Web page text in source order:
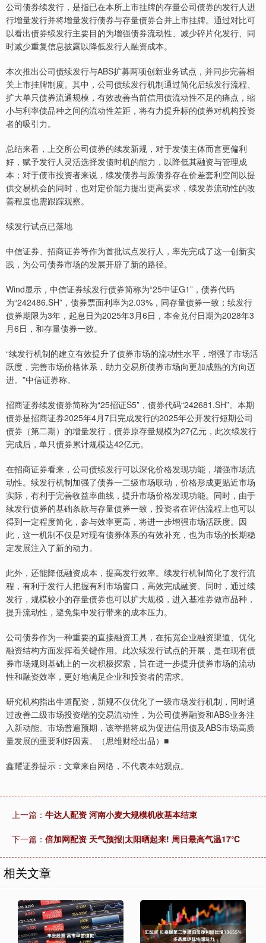
公司债券续发行，是指已在本所上市挂牌的存量公司债券的发行人进
行增量发行并将增量发行债券与存量债券合并上市挂牌。通过对比可
以看出债券续发行主要目的为增强债券流动性、减少碎片化发行、同
时减少重复信息披露以降低发行人融资成本。
本次推出公司债续发行与ABS扩募两项创新业务试点，并同步完善相
关上市挂牌制度。其中，公司债续发行机制通过简化后续发行流程、
扩大单只债券流通规模，有效改善当前信用债流动性不足的痛点，缩
小与利率债品种之间的流动性差距，将有力提升标的债券对机构投资
者的吸引力。
总结来看，上交所公司债券的续发新规，对于发债主体而言更偏利
好，赋予发行人灵活选择发债时机的能力，以降低其融资与管理成
本；对于债市投资者来说，续发债券与原债券存在价差套利空间以提
供交易机会的同时，也对定价能力提出更高要求，续发券流动性的改
善程度也需跟踪观察。
续发行试点已落地
中信证券、招商证券等作为首批试点发行人，率先完成了这一创新实
践，为公司债券市场的发展开辟了新的路径。
Wind显示，中信证券续发行债券简称为“25中证G1”，债券代码
为“242486.SH”，债券票面利率为2.03%，同存量债券一致；续发行
债券期限为3年，起息日为2025年3月6日，本金兑付日期为2028年3
月6日，和存量债券一致。
“续发行机制的建立有效提升了债券市场的流动性水平，增强了市场活
跃度，完善市场价格体系，助力交易所债券市场向更加成熟的方向迈
进。”中信证券称。
招商证券续发债券简称为“25招证S5”，债券代码“242681.SH”。本期
债券是招商证券2025年4月7日完成发行的2025年公开发行短期公司
债券（第二期）的增量发行，债券原存量规模为27亿元，此次续发行
完成后，单只债券累计规模达42亿元。
在招商证券看来，公司债续发行可以深化价格发现功能，增强市场流
动性。续发行机制加强了债券一二级市场联动，价格形成更贴近市场
实际，有利于完善收益率曲线，提升市场价格发现功能。同时，由于
续发行债券的基础条款与存量债券一致，投资者在评估流程上也可以
得到一定程度简化，参与效率更高，将进一步增强市场活跃度。因
此，这一机制不仅是对现有债券体系的有效补充，也为市场的长期稳
定发展注入了新的动力。
此外，还能降低融资成本，提高发行效率。续发行机制简化了发行流
程，有利于发行人把握有利市场窗口，高效完成融资。同时，通过续
发行，规模较小的存量债券也可以扩大规模，进入基准券做市品种，
提升流动性，避免集中发行带来的成本压力。
公司债券作为一种重要的直接融资工具，在拓宽企业融资渠道、优化
融资结构方面发挥着关键作用。此次续发行试点的开展，是在现有债
券市场规则基础上的一次积极探索，旨在进一步提升债券市场的流动
性和融资效率，更好地满足企业和投资者的需求。
研究机构指出牛道配资，新规不仅优化了一级市场发行机制，同时通
过改善二级市场投资端的交易流动性，为公司债券融资和ABS业务注
入新动能。市场普遍预期，该举措将成为促进信用债及ABS市场高质
量发展的重要利好因素。（思维财经出品）■
鑫耀证券提示：文章来自网络，不代表本站观点。
上一篇： 牛达人配资 河南小麦大规模机收基本结束
下一篇： 倍加网配资 天气预报|太阳晒起来! 周日最高气温17℃
相关文章